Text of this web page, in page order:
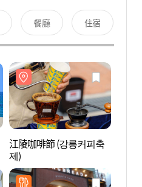
餐廳 住宿
江陵咖啡節 (강릉커피축
제)